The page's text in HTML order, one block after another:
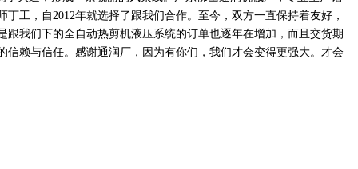
丁工，自2012年就选择了跟我们合作。至今，双方一直保持着友好，
我们下的全自动热剪机液压系统的订单也逐年在增加，而且交货期
赖与信任。感谢通润厂，因为有你们，我们才会变得更强大。才会